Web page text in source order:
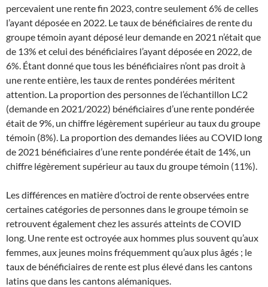
percevaient une rente fin 2023, contre seulement 6% de celles
l’ayant déposée en 2022. Le taux de bénéficiaires de rente du
groupe témoin ayant déposé leur demande en 2021 n’était que
de 13% et celui des bénéficiaires l’ayant déposée en 2022, de
6%. Étant donné que tous les bénéficiaires n’ont pas droit à
une rente entière, les taux de rentes pondérées méritent
attention. La proportion des personnes de l’échantillon LC2
(demande en 2021/2022) bénéficiaires d’une rente pondérée
était de 9%, un chiffre légèrement supérieur au taux du groupe
témoin (8%). La proportion des demandes liées au COVID long
de 2021 bénéficiaires d’une rente pondérée était de 14%, un
chiffre légèrement supérieur au taux du groupe témoin (11%).
Les différences en matière d’octroi de rente observées entre
certaines catégories de personnes dans le groupe témoin se
retrouvent également chez les assurés atteints de COVID
long. Une rente est octroyée aux hommes plus souvent qu’aux
femmes, aux jeunes moins fréquemment qu’aux plus âgés ; le
taux de bénéficiaires de rente est plus élevé dans les cantons
latins que dans les cantons alémaniques.